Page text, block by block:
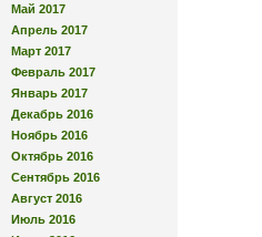
Май 2017
Апрель 2017
Март 2017
Февраль 2017
Январь 2017
Декабрь 2016
Ноябрь 2016
Октябрь 2016
Сентябрь 2016
Август 2016
Июль 2016